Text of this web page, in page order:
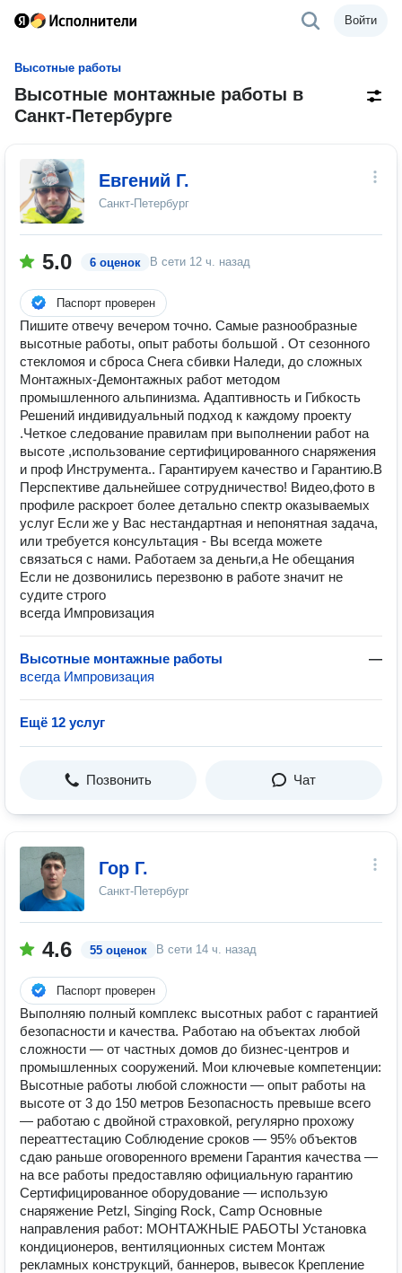
Войти
Высотные работы
Высотные монтажные работы в
Санкт-Петербурге
Евгений Г.
Санкт-Петербург
5.0 6 оценок В сети 12 ч. назад
Паспорт проверен
Пишите отвечу вечером точно. Самые разнообразные
высотные работы, опыт работы большой . От сезонного
стекломоя и сброса Снега сбивки Наледи, до сложных
Монтажных-Демонтажных работ методом
промышленного альпинизма. Адаптивность и Гибкость
Решений индивидуальный подход к каждому проекту
.Четкое следование правилам при выполнении работ на
высоте ,использование сертифицированного снаряжения
и проф Инструмента.. Гарантируем качество и Гарантию.В
Перспективе дальнейшее сотрудничество! Видео,фото в
профиле раскроет более детально спектр оказываемых
услуг Если же у Вас нестандартная и непонятная задача,
или требуется консультация - Вы всегда можете
связаться с нами. Работаем за деньги,а Не обещания
Если не дозвонились перезвоню в работе значит не
судите строго
всегда Импровизация
Высотные монтажные работы
—
всегда Импровизация
Ещё 12 услуг
Позвонить Чат
Гор Г.
Санкт-Петербург
4.6 55 оценок В сети 14 ч. назад
Паспорт проверен
Выполняю полный комплекс высотных работ с гарантией
безопасности и качества. Работаю на объектах любой
сложности — от частных домов до бизнес-центров и
промышленных сооружений. Мои ключевые компетенции:
Высотные работы любой сложности — опыт работы на
высоте от 3 до 150 метров Безопасность превыше всего
— работаю с двойной страховкой, регулярно прохожу
переаттестацию Соблюдение сроков — 95% объектов
сдаю раньше оговоренного времени Гарантия качества —
на все работы предоставляю официальную гарантию
Сертифицированное оборудование — использую
снаряжение Petzl, Singing Rock, Camp Основные
направления работ: МОНТАЖНЫЕ РАБОТЫ Установка
кондиционеров, вентиляционных систем Монтаж
рекламных конструкций, баннеров, вывесок Крепление